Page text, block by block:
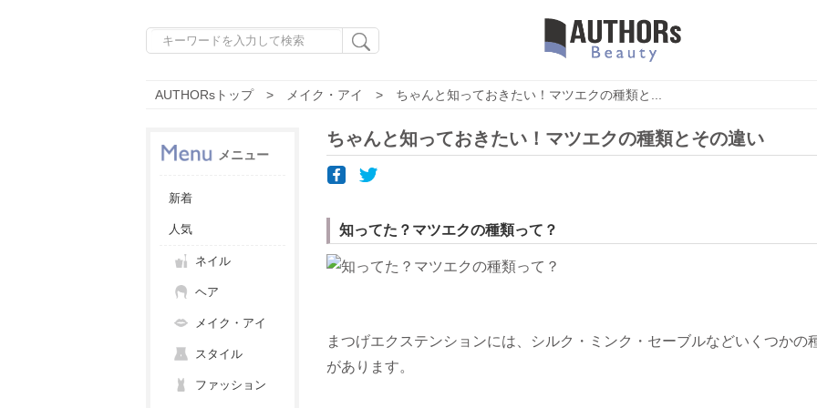
AUTHORsトップ メイク・アイ ちゃんと知っておきたい！マツエクの種類と...
メニュー
新着
人気
ネイル
ヘア
メイク・アイ
スタイル
ファッション
ちゃんと知っておきたい！マツエクの種類とその違い
知ってた？マツエクの種類って？
まつげエクステンションには、シルク・ミンク・セーブルなどいくつかの
があります。